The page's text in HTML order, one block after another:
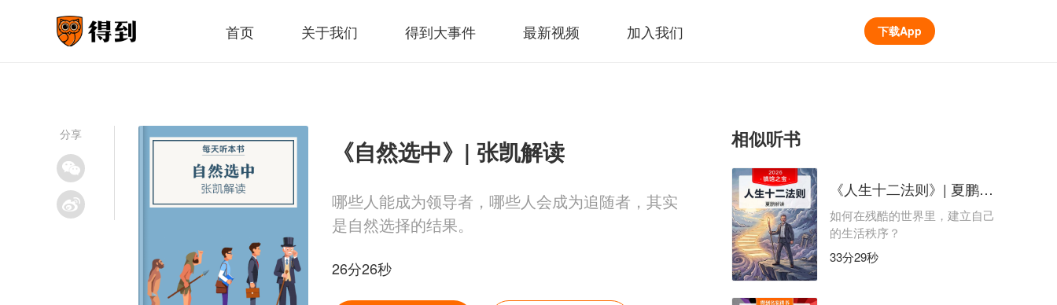
首页 关于我们 得到大事件 最新视频 加入我们 下载App
分享
《自然选中》| 张凯解读
哪些人能成为领导者，哪些人会成为追随者，其实
是自然选择的结果。
26分26秒
相似听书
《人生十二法则》| 夏鹏解读
如何在残酷的世界里，建立自己
的生活秩序？
33分29秒